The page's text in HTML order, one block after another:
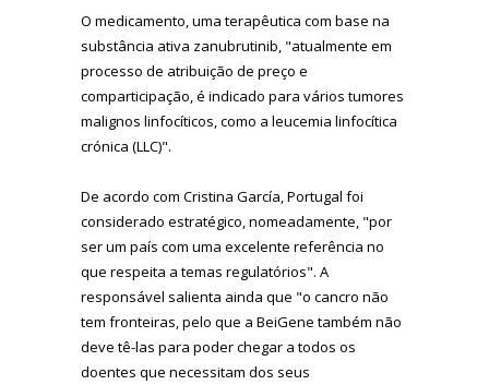
O medicamento, uma terapêutica com base na
substância ativa zanubrutinib, "atualmente em
processo de atribuição de preço e
comparticipação, é indicado para vários tumores
malignos linfocíticos, como a leucemia linfocítica
crónica (LLC)".
De acordo com Cristina García, Portugal foi
considerado estratégico, nomeadamente, "por
ser um país com uma excelente referência no
que respeita a temas regulatórios". A
responsável salienta ainda que "o cancro não
tem fronteiras, pelo que a BeiGene também não
deve tê-las para poder chegar a todos os
doentes que necessitam dos seus